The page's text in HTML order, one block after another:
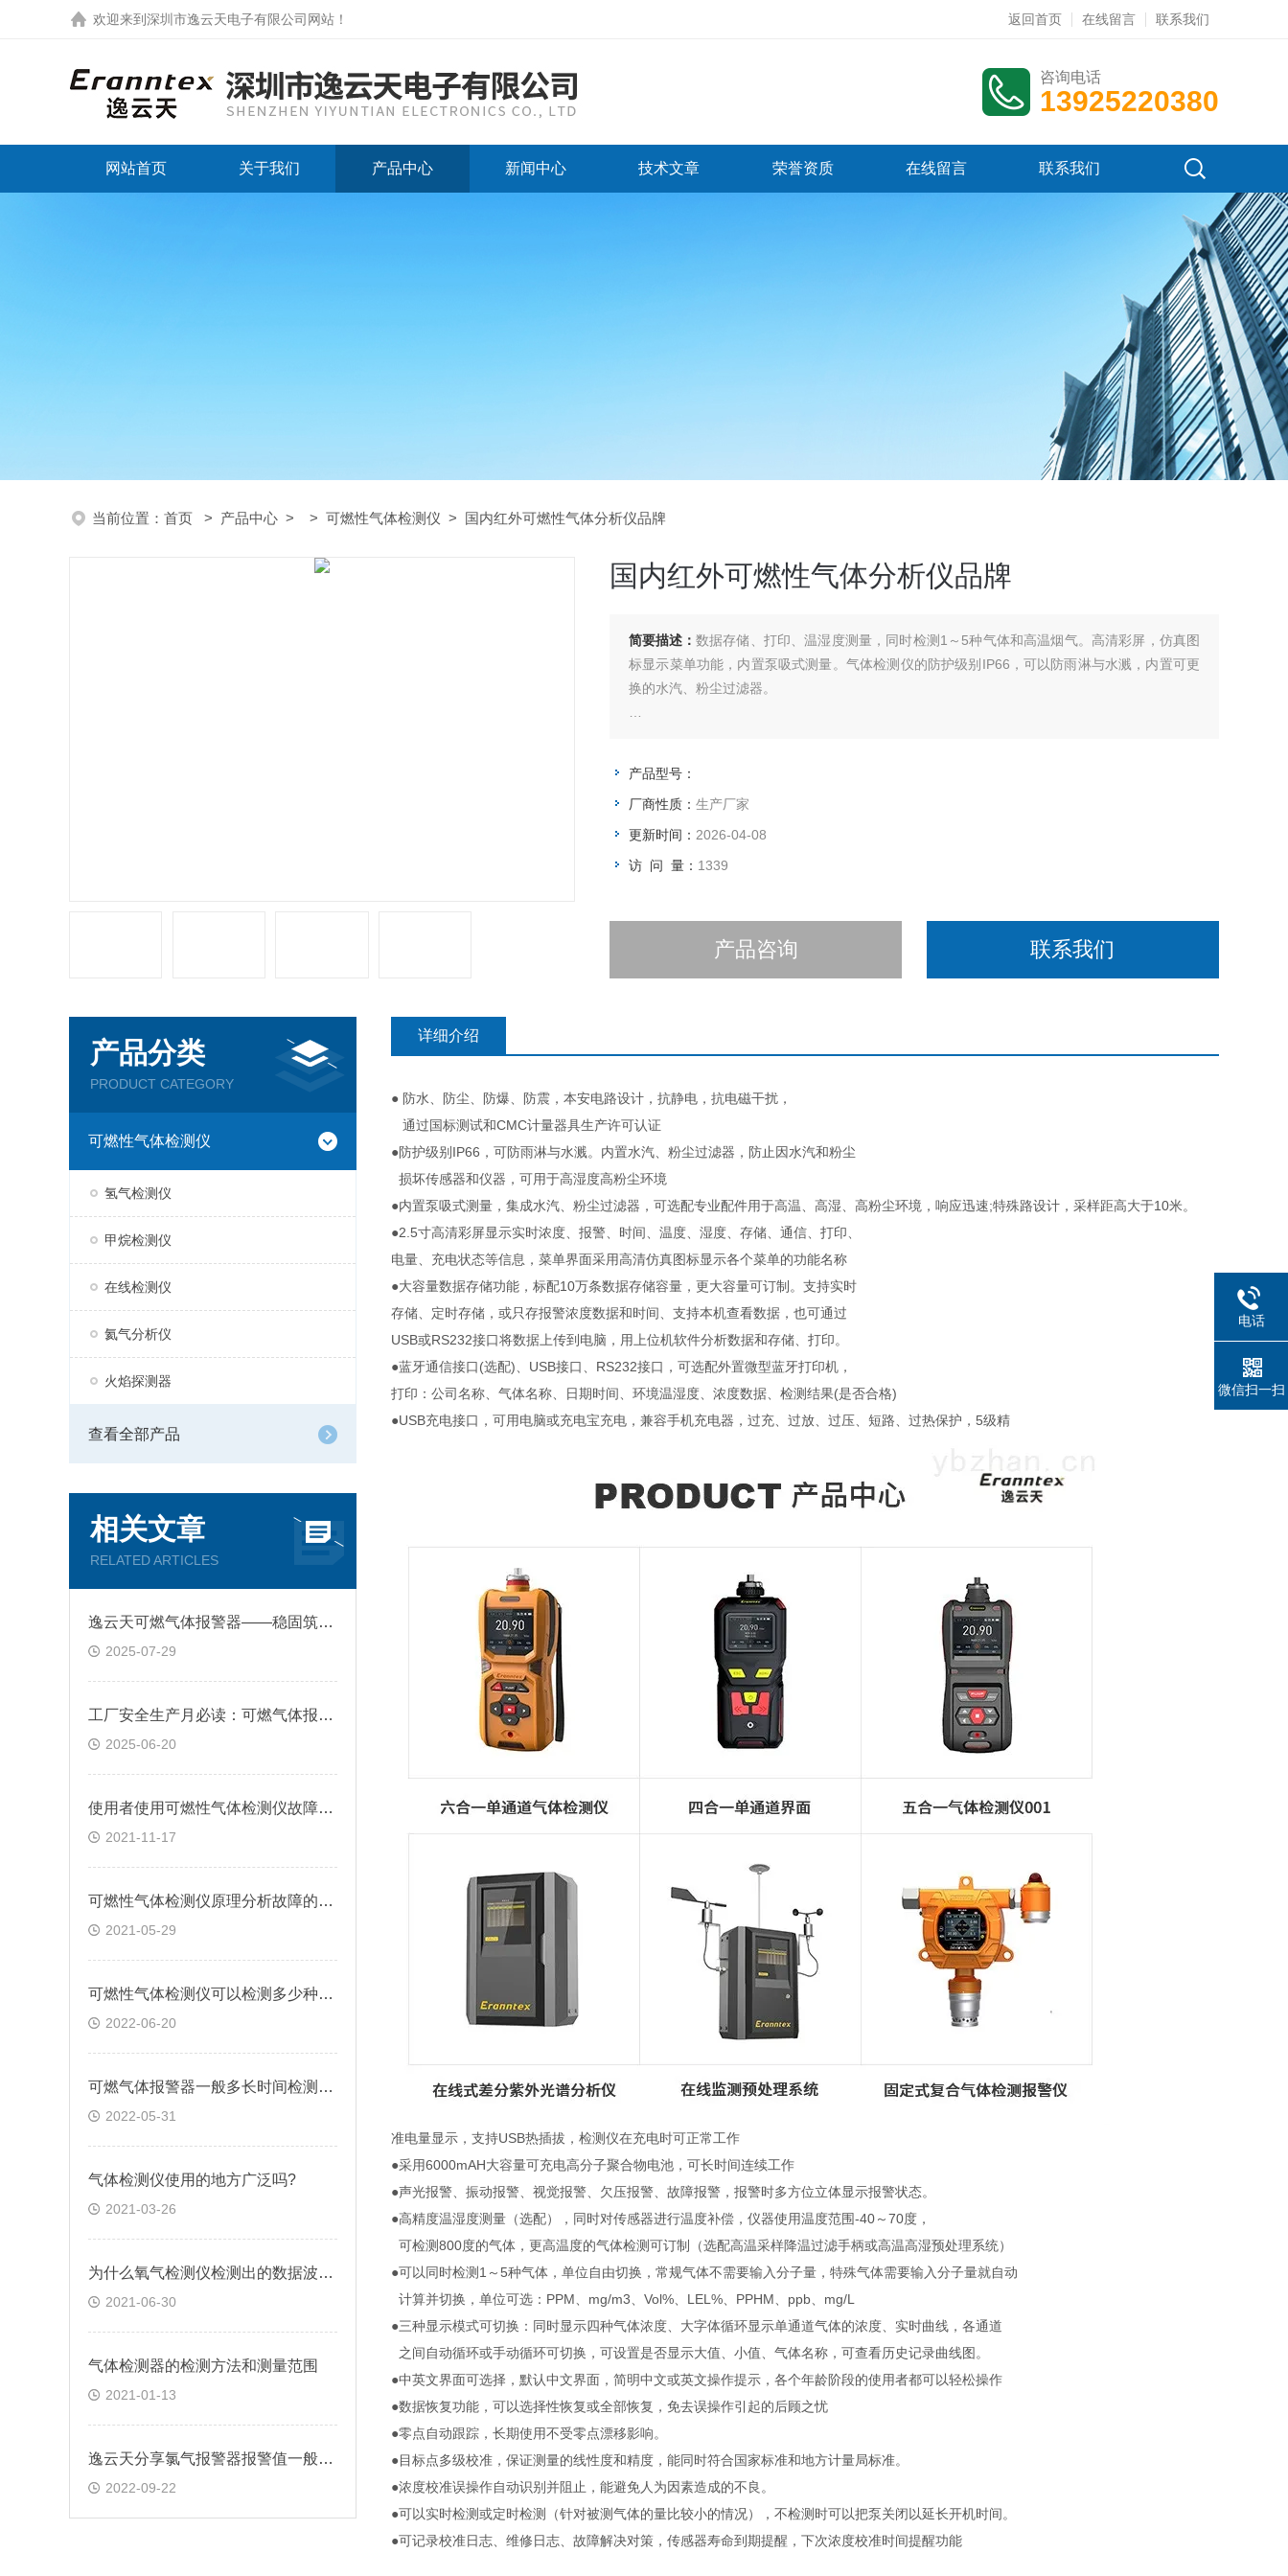
欢迎来到 深圳市逸云天电子有限公司网站 ！ 返回首页 在线留言 联系我们
咨询电话
13925220380
网站首页 关于我们 产品中心 新闻中心 技术文章 荣誉资质 在线留言 联系我们
当前位置： 首页 > 产品中心 > > 可燃性气体检测仪 > 国内红外可燃性气体分析仪品牌
国内红外可燃性气体分析仪品牌
简要描述： 数据存储、打印、温湿度测量，同时检测1～5种气体和高温烟气。高清彩屏，仿真图
标显示菜单功能，内置泵吸式测量。气体检测仪的防护级别IP66，可以防雨淋与水溅，内置可更
换的水汽、粉尘过滤器。
产品型号：
厂商性质： 生产厂家
更新时间： 2026-04-08
访 问 量： 1339
产品咨询 联系我们
产品分类
PRODUCT CATEGORY
可燃性气体检测仪
氢气检测仪
甲烷检测仪
在线检测仪
氦气分析仪
火焰探测器
查看全部产品
相关文章
RELATED ARTICLES
逸云天可燃气体报警器——稳固筑牢工业安全的第一道防线
2025-07-29
工厂安全生产月必读：可燃气体报警器怎样筑牢三大安全防线？
2025-06-20
使用者使用可燃性气体检测仪故障分析及对策
2021-11-17
可燃性气体检测仪原理分析故障的产生
2021-05-29
可燃性气体检测仪可以检测多少种有害气体
2022-06-20
可燃气体报警器一般多长时间检测一次的
2022-05-31
气体检测仪使用的地方广泛吗?
2021-03-26
为什么氧气检测仪检测出的数据波动很大？
2021-06-30
气体检测器的检测方法和测量范围
2021-01-13
逸云天分享氯气报警器报警值一般设定多少ppm
2022-09-22
详细介绍
● 防水、防尘、防爆、防震，本安电路设计，抗静电，抗电磁干扰，
通过国标测试和CMC计量器具生产许可认证
●防护级别IP66，可防雨淋与水溅。内置水汽、粉尘过滤器，防止因水汽和粉尘
损坏传感器和仪器，可用于高湿度高粉尘环境
●内置泵吸式测量，集成水汽、粉尘过滤器，可选配专业配件用于高温、高湿、高粉尘环境，响应迅速;特殊路设计，采样距高大于10米。
●2.5寸高清彩屏显示实时浓度、报警、时间、温度、湿度、存储、通信、打印、
电量、充电状态等信息，菜单界面采用高清仿真图标显示各个菜单的功能名称
●大容量数据存储功能，标配10万条数据存储容量，更大容量可订制。支持实时
存储、定时存储，或只存报警浓度数据和时间、支持本机查看数据，也可通过
USB或RS232接口将数据上传到电脑，用上位机软件分析数据和存储、打印。
●蓝牙通信接口(选配)、USB接口、RS232接口，可选配外置微型蓝牙打印机，
打印：公司名称、气体名称、日期时间、环境温湿度、浓度数据、检测结果(是否合格)
●USB充电接口，可用电脑或充电宝充电，兼容手机充电器，过充、过放、过压、短路、过热保护，5级精
准电量显示，支持USB热插拔，检测仪在充电时可正常工作
●采用6000mAH大容量可充电高分子聚合物电池，可长时间连续工作
●声光报警、振动报警、视觉报警、欠压报警、故障报警，报警时多方位立体显示报警状态。
●高精度温湿度测量（选配），同时对传感器进行温度补偿，仪器使用温度范围-40～70度，
可检测800度的气体，更高温度的气体检测可订制（选配高温采样降温过滤手柄或高温高湿预处理系统）
●可以同时检测1～5种气体，单位自由切换，常规气体不需要输入分子量，特殊气体需要输入分子量就自动
计算并切换，单位可选：PPM、mg/m3、Vol%、LEL%、PPHM、ppb、mg/L
●三种显示模式可切换：同时显示四种气体浓度、大字体循环显示单通道气体的浓度、实时曲线，各通道
之间自动循环或手动循环可切换，可设置是否显示大值、小值、气体名称，可查看历史记录曲线图。
●中英文界面可选择，默认中文界面，简明中文或英文操作提示，各个年龄阶段的使用者都可以轻松操作
●数据恢复功能，可以选择性恢复或全部恢复，免去误操作引起的后顾之忧
●零点自动跟踪，长期使用不受零点漂移影响。
●目标点多级校准，保证测量的线性度和精度，能同时符合国家标准和地方计量局标准。
●浓度校准误操作自动识别并阻止，能避免人为因素造成的不良。
●可以实时检测或定时检测（针对被测气体的量比较小的情况），不检测时可以把泵关闭以延长开机时间。
●可记录校准日志、维修日志、故障解决对策，传感器寿命到期提醒，下次浓度校准时间提醒功能
电话
微信扫一扫